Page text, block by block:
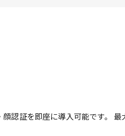
認証を即座に導入可能です。 最